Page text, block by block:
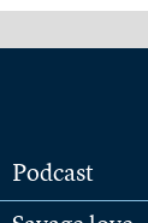
Podcast